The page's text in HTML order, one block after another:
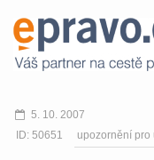
5. 10. 2007
ID: 50651
upozornění pro